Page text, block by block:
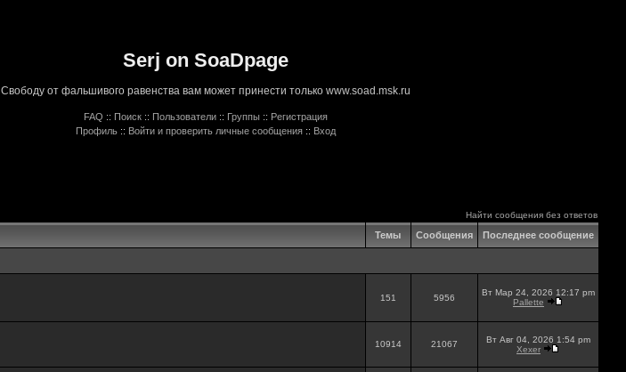
Serj on SoaDpage
Свободу от фальшивого равенства вам может принести только www.soad.msk.ru
FAQ :: Поиск :: Пользователи :: Группы :: Регистрация
Профиль :: Войти и проверить личные сообщения :: Вход
Найти сообщения без ответов
Темы Сообщения Последнее сообщение
151 5956
Вт Мар 24, 2026 12:17 pm
Pallette
10914 21067
Вт Авг 04, 2026 1:54 pm
Xexer